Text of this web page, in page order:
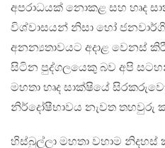
අපරාධයක් නොකළ සහ හෘද
විශ්වාසයන් නිසා හෝ
අනන්‍යතාවයට අදාළ වෙනස්
සිටින පුද්ගලයෙකු බව අපි
මහතා හෘද සාක්ෂියේ
නිර්දෝෂීභාවය නැවත තහවුරු
හිස්බුල්ලා මහතා වහාම